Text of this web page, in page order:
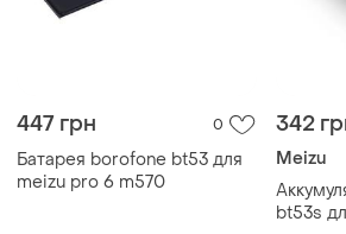
447 грн 0
Батарея borofone bt53 для
meizu pro 6 m570
342
Meizu
bt53s